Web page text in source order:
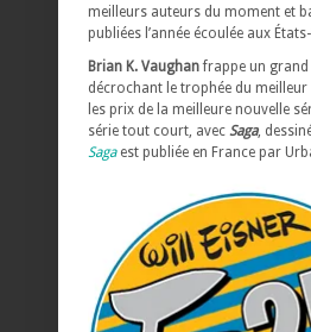
meilleurs auteurs du moment et
publiées l’année écoulée aux
Brian K. Vaughanfrappe un grand
décrochant le trophée du
les prix de la meilleure nouvelle
série tout court, avec Saga,
Sagaest publiée en France par